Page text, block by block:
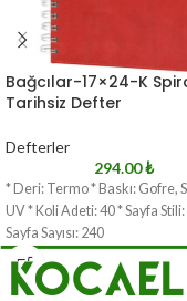
Bağcılar-17×24-K
Tarihsiz Defter
Defterler
294.00₺
* Deri: Termo * Baskı: Gofre,
UV * Koli Adeti: 40 * Sayfa
Sayfa Sayısı: 240